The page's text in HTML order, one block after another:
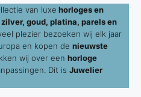
van luxe horloges en
goud, platina, parels en
plezier bezoeken wij elk jaar
en kopen de nieuwste
wij over een horloge
Dit is Juwelier